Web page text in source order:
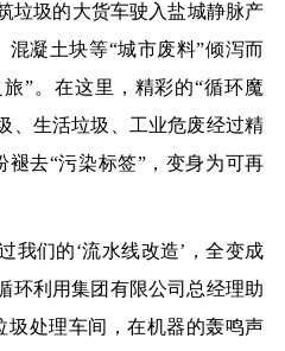
圾的大货车驶入盐城静脉产
混凝土块等“城市废料”倾泻而
”。在这里，精彩的“循环魔
、生活垃圾、工业危废经过精
去“污染标签”，变身为可再
们的‘流水线改造’，全变成
环利用集团有限公司总经理助
圾处理车间，在机器的轰鸣声